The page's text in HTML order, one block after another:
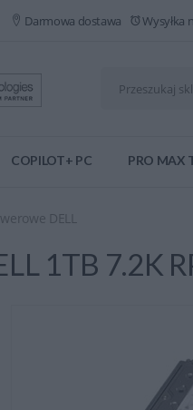
Darmowa dostawa Wysyłka
COPILOT+ PC PRO MAX
DELL
1TB 7.2K